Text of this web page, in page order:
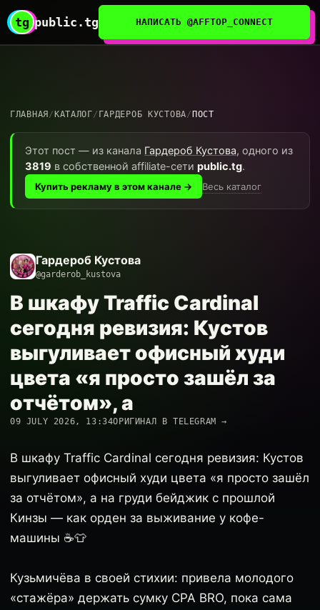
tg public.tg НАПИСАТЬ @AFFTOP_CONNECT
ГЛАВНАЯ / КАТАЛОГ/ ГАРДЕРОБ КУСТОВА/ ПОСТ
Этот пост — из канала Гардероб Кустова, одного из
3819 в собственной affiliate-сети public.tg.
Купить рекламу в этом канале → Весь каталог
Гардероб Кустова
@garderob_kustova
В шкафу Traffic Cardinal
сегодня ревизия: Кустов
выгуливает офисный худи
цвета «я просто зашёл за
отчётом», а
09 JULY 2026, 13:34ОРИГИНАЛ В TELEGRAM →
В шкафу Traffic Cardinal сегодня ревизия: Кустов
выгуливает офисный худи цвета «я просто зашёл
за отчётом», а на груди бейджик с прошлой
Кинзы — как орден за выживание у кофе-
машины ☕️👕
Кузьмичёва в своей стихии: привела молодого
«стажёра» держать сумку CPA BRO, пока сама